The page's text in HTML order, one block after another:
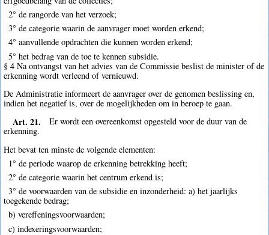
2° de rangorde van het verzoek;
3° de categorie waarin de aanvrager moet worden erkend;
4° aanvullende opdrachten die kunnen worden erkend;
5° het bedrag van de toe te kennen subsidie.
§ 4 Na ontvangst van het advies van de Commissie beslist de minister of de
erkenning wordt verleend of vernieuwd.
De Administratie informeert de aanvrager over de genomen beslissing en,
indien het negatief is, over de mogelijkheden om in beroep te gaan.
Art. 21.
Er wordt een overeenkomst opgesteld voor de duur van de
erkenning.
Het bevat ten minste de volgende elementen:
1° de periode waarop de erkenning betrekking heeft;
2° de categorie waarin het centrum erkend is;
3° de voorwaarden van de subsidie en inzonderheid: a) het jaarlijks
toegekende bedrag;
b) vereffeningsvoorwaarden;
c) indexeringsvoorwaarden;